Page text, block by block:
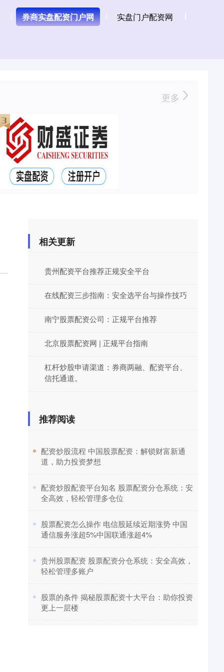
券商实盘配资门户网 实盘门户配资网
更多
相关更新
贵州配资平台推荐正规安全平台
在线配资三步指南：安全选平台与操作技巧
南宁股票配资公司：正规平台推荐
北京股票配资网 | 正规平台指南
杠杆炒股申请渠道：券商两融、配资平台、
信托通道。
推荐阅读
​配资炒股流程 中国股票配资：解锁财富新通
道，助力投资梦想
​配资炒股配资平台知名 股票配资分仓系统：安
全高效，轻松管理多仓位
​股票配资怎么操作 电信股延续近期涨势 中国
通信服务涨超5%中国联通涨超4%
​贵州股票配资 股票配资分仓系统：安全高效，
轻松管理多账户
​股票的条件 揭秘股票配资十大平台：助你投资
更上一层楼